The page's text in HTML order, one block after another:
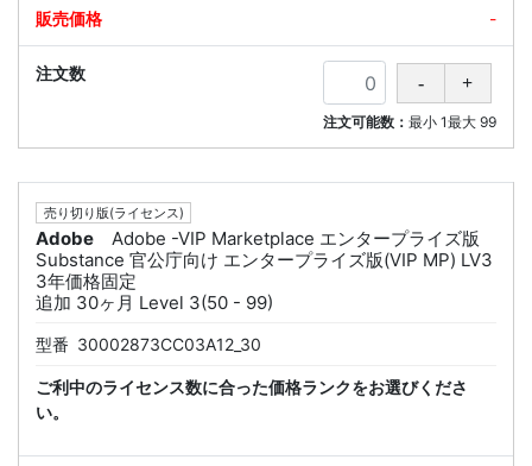
-
注文可能数： 最小 1最大 99
売り切り版(ライセンス)
Adobe
Adobe -VIP Marketplace エンタープライズ版
Substance 官公庁向け エンタープライズ版(VIP MP) LV3
3年価格固定
追加 30ヶ月 Level 3(50 - 99)
型番 30002873CC03A12_30
ご利中のライセンス数に合った価格ランクをお選びくださ
い。